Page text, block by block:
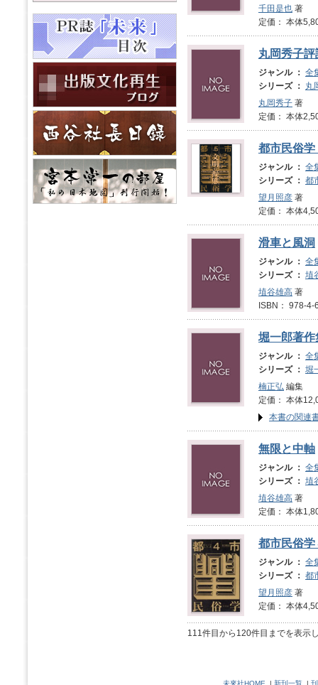
千田是也 著
定価： 本体
丸岡秀子
ジャンル ： 全
シリーズ ： 丸
丸岡秀子 著
定価： 本体
都市民俗
ジャンル ： 全
シリーズ ： 都
望月照彦 著
定価： 本体
滑車と風洞
ジャンル ： 全
シリーズ ： 埴
埴谷雄高 著
ISBN： 978-
堀一郎著
ジャンル ： 全
シリーズ ： 堀
楠正弘 編集
定価： 本体
本書の関連
無限と中軸
ジャンル ： 全
シリーズ ： 埴
埴谷雄高 著
定価： 本体
都市民俗
ジャンル ： 全
シリーズ ： 都
望月照彦 著
定価： 本体
111件目から120件目までを表示
未來社HOME | 新刊一覧 |